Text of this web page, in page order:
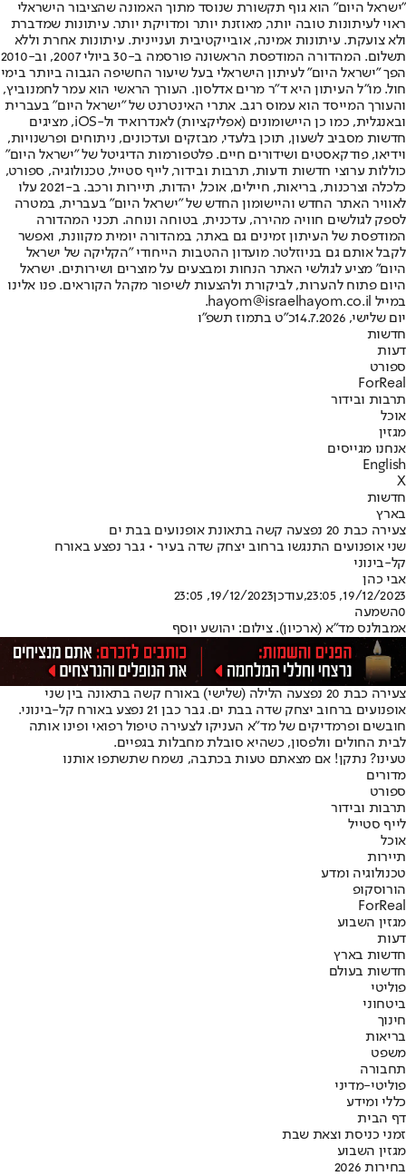
"ישראל היום" הוא גוף תקשורת שנוסד מתוך האמונה שהציבור הישראלי
ראוי לעיתונות טובה יותר, מאוזנת יותר ומדויקת יותר. עיתונות שמדברת
ולא צועקת. עיתונות אמינה, אובייקטיבית ועניינית. עיתונות אחרת וללא
תשלום. המהדורה המודפסת הראשונה פורסמה ב-30 ביולי 2007, וב-2010
הפך "ישראל היום" לעיתון הישראלי בעל שיעור החשיפה הגבוה ביותר בימי
חול. מו"ל העיתון היא ד"ר מרים אדלסון. העורך הראשי הוא עמר לחמנוביץ,
והעורך המייסד הוא עמוס רגב. אתרי האינטרנט של "ישראל היום" בעברית
ובאנגלית, כמו כן היישומונים (אפליקציות) לאנדרואיד ול-iOS, מציגים
חדשות מסביב לשעון, תוכן בלעדי, מבזקים ועדכונים, ניתוחים ופרשנויות,
וידיאו, פודקאסטים ושידורים חיים. פלטפורמות הדיגיטל של "ישראל היום"
כוללות ערוצי חדשות ודעות, תרבות ובידור, לייף סטייל, טכנולוגיה, ספורט,
כלכלה וצרכנות, בריאות, חיילים, אוכל, יהדות, תיירות ורכב. ב-2021 עלו
לאוויר האתר החדש והיישומון החדש של "ישראל היום" בעברית, במטרה
לספק לגולשים חוויה מהירה, עדכנית, בטוחה ונוחה. תכני המהדורה
המודפסת של העיתון זמינים גם באתר, במהדורה יומית מקוונת, ואפשר
לקבל אותם גם בניוזלטר. מועדון ההטבות הייחודי "הקליקה של ישראל
היום" מציע לגולשי האתר הנחות ומבצעים על מוצרים ושירותים. ישראל
היום פתוח להערות, לביקורת ולהצעות לשיפור מקהל הקוראים. פנו אלינו
במייל hayom@israelhayom.co.il.
יום שלישי, 14.7.2026
כ"ט בתמוז תשפ"ו
חדשות
דעות
ספורט
ForReal
תרבות ובידור
אוכל
מגזין
אנחנו מגייסים
English
X
חדשות
בארץ
צעירה כבת 20 נפצעה קשה בתאונת אופנועים בבת ים
שני אופנועים התנגשו ברחוב יצחק שדה בעיר • גבר נפצע באורח
קל-בינוני
אבי כהן
19/12/2023, 23:05
,עודכן19/12/2023, 23:05
0השמעה
אמבולנס מד"א (ארכיון). צילום: יהושע יוסף
צעירה כבת 20 נפצעה הלילה (שלישי) באורח קשה בתאונה בין שני
אופנועים ברחוב יצחק שדה בבת ים. גבר כבן 21 נפצע באורח קל-בינוני.
חובשים ופרמדיקים של מד"א העניקו לצעירה טיפול רפואי ופינו אותה
לבית החולים וולפסון, כשהיא סובלת מחבלות בגפיים.
טעינו? נתקן! אם מצאתם טעות בכתבה, נשמח שתשתפו אותנו
מדורים
ספורט
תרבות ובידור
לייף סטייל
אוכל
תיירות
טכנולוגיה ומדע
הורוסקופ
ForReal
מגזין השבוע
דעות
חדשות בארץ
חדשות בעולם
פוליטי
ביטחוני
חינוך
בריאות
משפט
תחבורה
פוליטי-מדיני
כללי ומידע
דף הבית
זמני כניסת וצאת שבת
מגזין השבוע
בחירות 2026